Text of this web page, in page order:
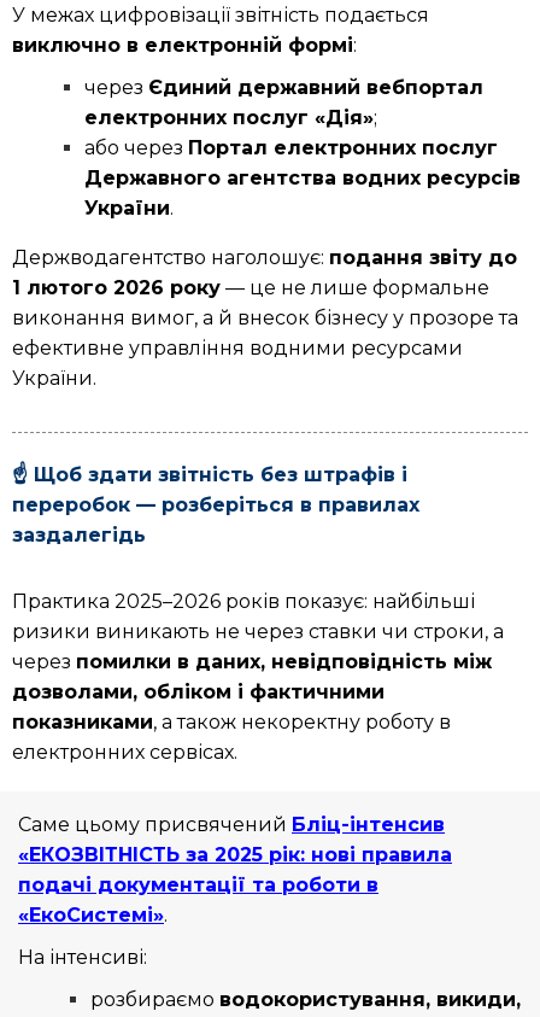
У межах цифровізації звітність подається
виключно в електронній формі:
через Єдиний державний вебпортал
електронних послуг «Дія»;
або через Портал електронних послуг
Державного агентства водних ресурсів
України.
Держводагентство наголошує: подання звіту до
1 лютого 2026 року — це не лише формальне
виконання вимог, а й внесок бізнесу у прозоре та
ефективне управління водними ресурсами
України.
☝️ Щоб здати звітність без штрафів і
переробок — розберіться в правилах
заздалегідь
Практика 2025–2026 років показує: найбільші
ризики виникають не через ставки чи строки, а
через помилки в даних, невідповідність між
дозволами, обліком і фактичними
показниками, а також некоректну роботу в
електронних сервісах.
Саме цьому присвячений Бліц-інтенсив
«ЕКОЗВІТНІСТЬ за 2025 рік: нові правила
подачі документації та роботи в
«ЕкоСистемі».
На інтенсиві:
розбираємо водокористування, викиди,